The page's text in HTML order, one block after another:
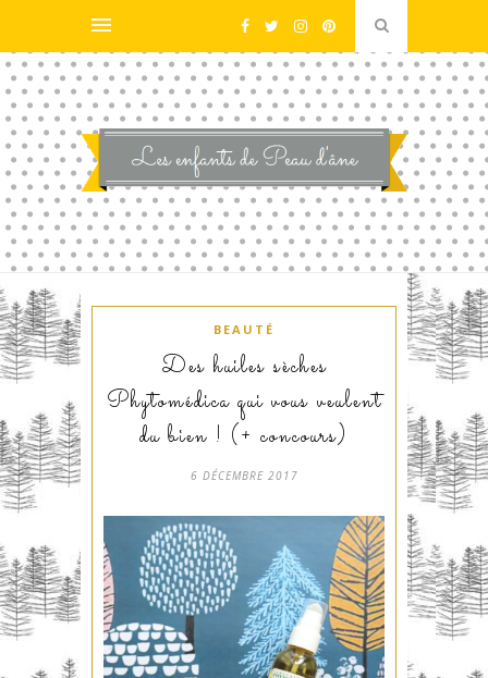
BEAUTÉ
Des huiles sèches
Phytomédica qui vous veulent
du bien ! (+ concours)
6 DÉCEMBRE 2017